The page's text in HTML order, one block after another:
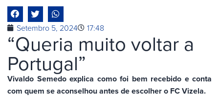
Setembro 5, 2024 17:48
“Queria muito voltar a
Portugal”
Vivaldo Semedo explica como foi bem recebido e conta
com quem se aconselhou antes de escolher o FC Vizela.